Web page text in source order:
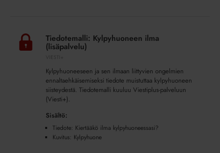
Kylpyhuoneen
ilma
(lisäpalvelu)
Tiedotemalli: Kylpyhuoneen ilma
(lisäpalvelu)
Kylpyhuoneeseen ja sen ilmaan liittyvien ongelmien
ennaltaehkäisemiseksi tiedote muistuttaa kylpyhuoneen
siisteydestä. Tiedotemalli kuuluu Viestiplus-palveluun
(Viesti+).
Sisältö:
Tiedote: Kiertääkö ilma kylpyhuoneessasi?
Kuvitus: Kylpyhuone